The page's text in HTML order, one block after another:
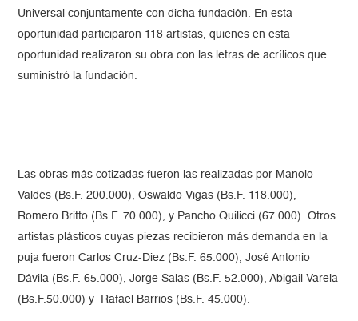
Universal conjuntamente con dicha fundación. En esta
oportunidad participaron 118 artistas, quienes en esta
oportunidad realizaron su obra con las letras de acrílicos que
suministró la fundación.
Las obras más cotizadas fueron las realizadas por Manolo
Valdés (Bs.F. 200.000), Oswaldo Vigas (Bs.F. 118.000),
Romero Britto (Bs.F. 70.000), y Pancho Quilicci (67.000). Otros
artistas plásticos cuyas piezas recibieron más demanda en la
puja fueron Carlos Cruz-Diez (Bs.F. 65.000), José Antonio
Dávila (Bs.F. 65.000), Jorge Salas (Bs.F. 52.000), Abigail Varela
(Bs.F.50.000) y Rafael Barrios (Bs.F. 45.000).